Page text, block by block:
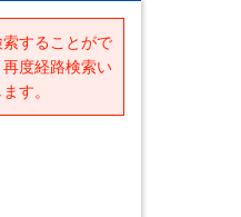
することがで
度経路検索い
す。